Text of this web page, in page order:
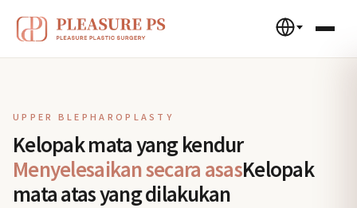
UPPER BLEPHAROPLASTY
Kelopak mata yang kendur
Menyelesaikan secara asasKelopak
mata atas yang dilakukan